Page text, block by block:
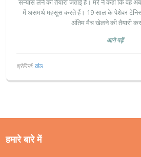
संन्यास लेने की तैयारी जताई है। मरे ने कहा कि वह
में असमर्थ महसूस करते हैं। 19 साल के पेशेवर
अंतिम मैच खेलने की तैयारी
आगे पढ़ें
श्रेणियाँ: खेल
हमारे बारे में